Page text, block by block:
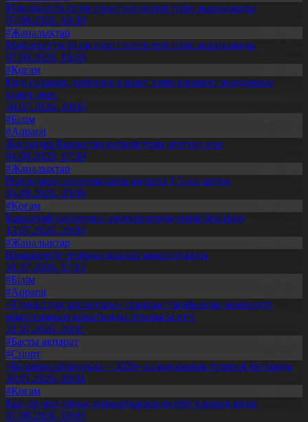
Мемлекеттік білім грант иегерлері тізімі жарияланды
07.08.2026, 16:50
#Жаңалықтар
Мемлекеттік білім грант иегерлері тізімі жарияланды
07.08.2026, 19:46
#Қоғам
Енді салалық дәрігерге қаралу үшін терапевт жолдамасы
қажет емес
30.07.2026, 20:05
#Білім
#Aqparat
Жапондар Қазақстан өсімдіктерін зерттеп жүр
04.08.2026, 17:30
#Жаңалықтар
Павлодарда отандық өнім өндірісі 1,5 есе артты
05.08.2026, 20:06
#Қоғам
Құрылтай сайлауына үміткерлердің тізімі бекітілді
13.07.2026, 20:03
#Жаңалықтар
Шымкентте теміржолшылар марапатталды
31.07.2026, 17:15
#Білім
#Aqparat
«Тәуелсіздік ұрпақтары» грантын тағайындау жөніндегі
комиссияның қорытынды отырысы өтті
31.07.2026, 20:11
#Басты ақпарат
#Спорт
«Болашақ ойындары – 2026» халықаралық турнирі басталды
30.07.2026, 10:01
#Қоғам
Құс еті мен тауық жұмыртқасын өндіру қарқын алды
07.08.2026, 10:05